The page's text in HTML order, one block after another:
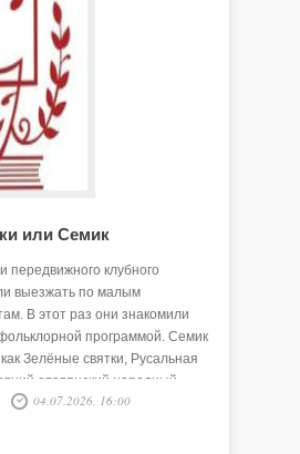
или Семик
передвижного клубного
выезжать по малым
В этот раз они знакомили
программой. Семик
Зелёные святки, Русальная
славянский народный
в седьмой четверг после
как проходит
04.07.2026, 16:00